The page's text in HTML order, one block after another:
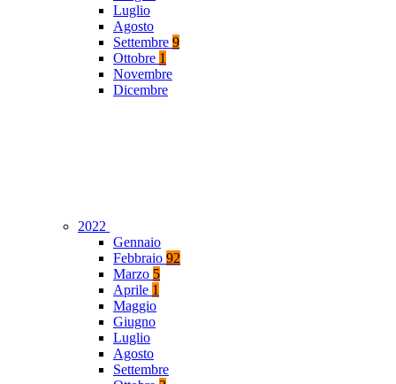
Luglio
Agosto
Settembre 9
Ottobre 1
Novembre
Dicembre
2022
Gennaio
Febbraio 92
Marzo 5
Aprile 1
Maggio
Giugno
Luglio
Agosto
Settembre